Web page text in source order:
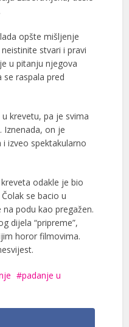
opšte mišljenje
stvari i pravi
u pitanju njegova
raspala pred
krevetu, pa je svima
Iznenada, on je
izveo spektakularno
odakle je bio
se bacio u
podu kao pregažen.
dijela “pripreme”,
horor filmovima.
padanje u